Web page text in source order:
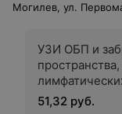
Могилев, ул.
УЗИ ОБП и
51,32 руб.